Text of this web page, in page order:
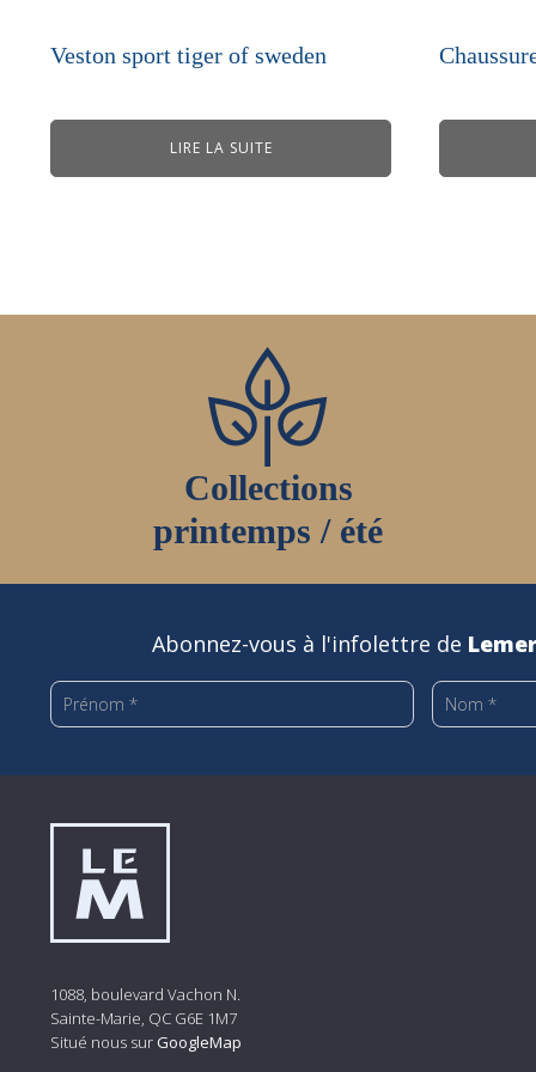
Veston sport tiger of sweden
LIRE LA SUITE
Collections
printemps / été
Abonnez-vous à l'infolettre de
1088, boulevard Vachon N.
Sainte-Marie, QC G6E 1M7
Situé nous sur GoogleMap